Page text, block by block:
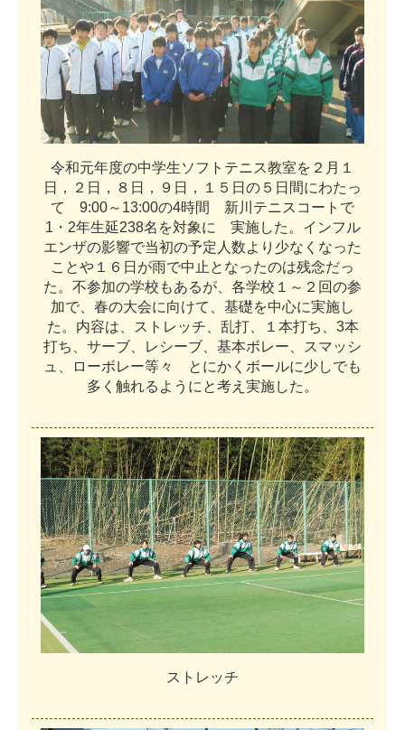
令和元年度の中学生ソフ ト テニ ス教室を ２ 月 １
日
， ２ 日 ， ８ 日 ， ９ 日 ， １ ５ 日 の ５ 日 間にわた っ
て
9:00～ 13:00の4時間 新川 テニ ス コ ー ト で
1 ・ 2年生延238名 を対象に 実施した 。 イ ンフ ル
エンザの影響で当初の予定 人 数よ り 少な く なった
こ とや １ ６ 日 が雨で中 止 と なったのは残念だっ
た 。 不参加の学校 もあるが 各学校 １ ～ ２ 回の参
加で 春の大会に向けて 基礎を中心に実施し
た 。 内容は ス ト レ ッチ 乱打、 １ 本打ち 3本
打ち サーブ レ シーブ 基本ボレー スマッ シ
ュ
ロ ーボレー等々 と にか く ボールに少しでも
多 く 触れる よ う に と考え 実施した 。
ス ト レ ッチ